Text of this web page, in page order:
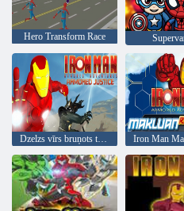
Hero Transform Race
Dzelzs vīrs bruņots taisnīgums